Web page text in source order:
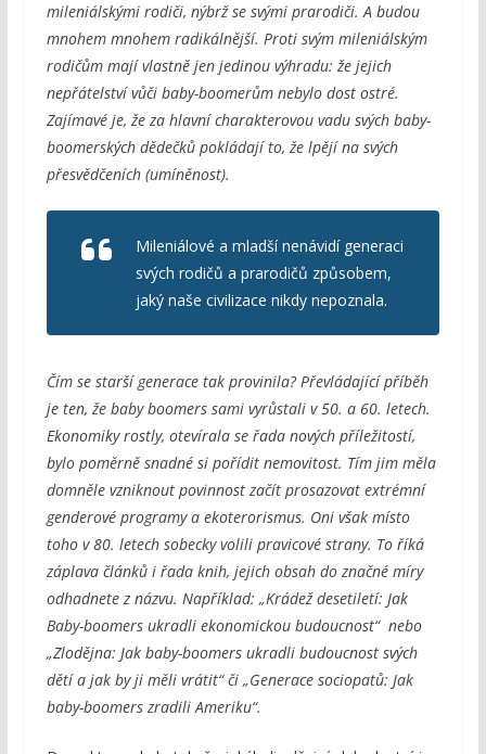
mileniálskými rodiči, nýbrž se svými prarodiči. A budou
mnohem mnohem radikálnější. Proti svým mileniálským
rodičům mají vlastně jen jedinou výhradu: že jejich
nepřátelství vůči baby-boomerům nebylo dost ostré.
Zajímavé je, že za hlavní charakterovou vadu svých baby-
boomerských dědečků pokládají to, že lpějí na svých
přesvědčeních (umíněnost).
Mileniálové a mladší nenávidí generaci
svých rodičů a prarodičů způsobem,
jaký naše civilizace nikdy nepoznala.
Čím se starší generace tak provinila? Převládající příběh
je ten, že baby boomers sami vyrůstali v 50. a 60. letech.
Ekonomiky rostly, otevírala se řada nových příležitostí,
bylo poměrně snadné si pořídit nemovitost. Tím jim měla
domněle vzniknout povinnost začít prosazovat extrémní
genderové programy a ekoterorismus. Oni však místo
toho v 80. letech sobecky volili pravicové strany. To říká
záplava článků i řada knih, jejich obsah do značné míry
odhadnete z názvu. Například: „Krádež desetiletí: Jak
Baby-boomers ukradli ekonomickou budoucnost“ nebo
„Zlodějna: Jak baby-boomers ukradli budoucnost svých
dětí a jak by ji měli vrátit“ či „Generace sociopatů: Jak
baby-boomers zradili Ameriku“.